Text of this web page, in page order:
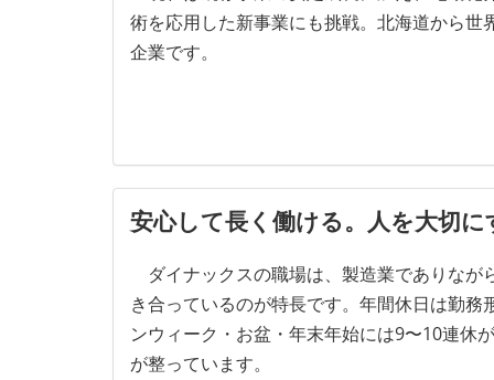
術を応用した新事業にも挑戦。北海道から世
企業です。
安心して長く働ける。人を大切
ダイナックスの職場は、製造業でありなが
き合っているのが特長です。年間休日は勤
ンウィーク・お盆・年末年始には9〜10連休
が整っています。